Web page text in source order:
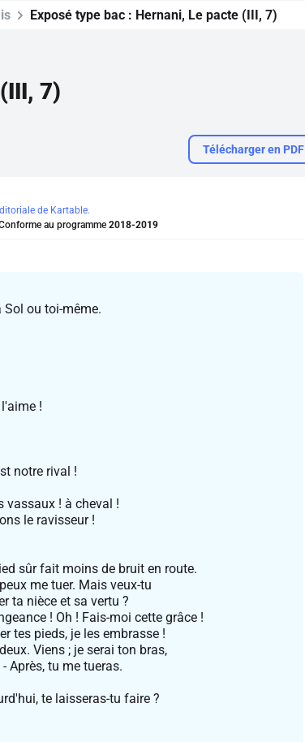
Exposé type bac : Hernani, Le pacte (III, 7)
7)
Télécharger en PDF
de Kartable.
au programme 2018-2019
ou toi-même.
!
notre rival !
vassaux ! à cheval !
le ravisseur !
sûr fait moins de bruit en route.
me tuer. Mais veux-tu
ta nièce et sa vertu ?
! Oh ! Fais-moi cette grâce !
tes pieds, je les embrasse !
Viens ; je serai ton bras,
Après, tu me tueras.
te laisseras-tu faire ?